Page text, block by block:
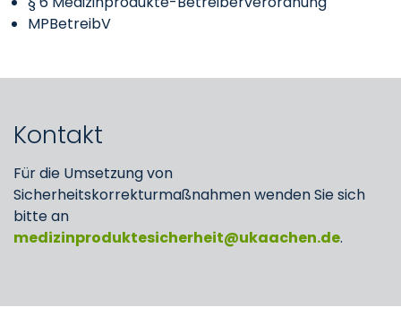
MPBetreibV
Kontakt
Für die Umsetzung von
Sicherheitskorrekturmaßnahmen wenden Sie sich
bitte an
medizinproduktesicherheit
ukaachen de.